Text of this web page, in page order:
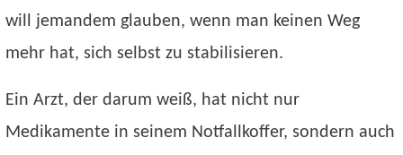
will jemandem glauben, wenn man keinen Weg
mehr hat, sich selbst zu stabilisieren.
Ein Arzt, der darum weiß, hat nicht nur
Medikamente in seinem Notfallkoffer, sondern auch